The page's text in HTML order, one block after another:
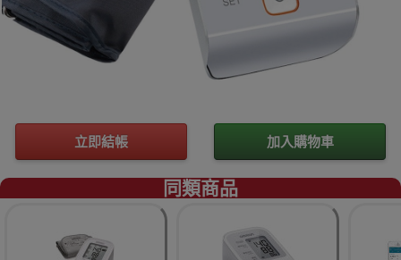
立即結帳 加入購物車
同類商品